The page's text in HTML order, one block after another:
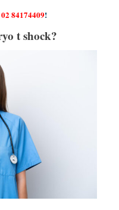
84174409!
t shock?